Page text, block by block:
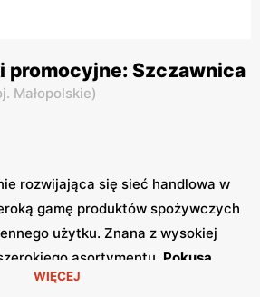
promocyjne: Szczawnica
Małopolskie)
rozwijająca się sieć handlowa w
gamę produktów spożywczych
użytku. Znana z wysokiej
asortymentu, Pokusa
klientów ceniących sobie wygodne
WIĘCEJ